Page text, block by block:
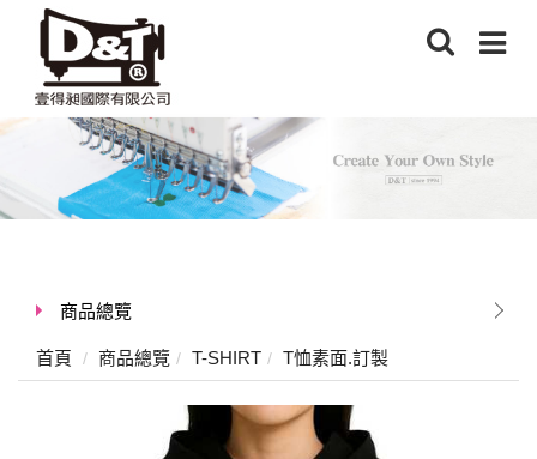
商品總覽
首頁 商品總覽 T-SHIRT T恤素面.訂製